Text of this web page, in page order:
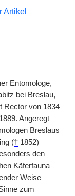
Artikel
Entomologe,
bei Breslau,
Rector von 1834
Angeregt
Breslaus
(† 1852)
den
Käferfauna
Weise
zum